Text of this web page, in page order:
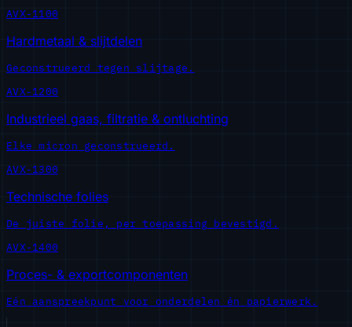
AVX-1100
Hardmetaal & slijtdelen
Geconstrueerd tegen slijtage.
AVX-1200
Industrieel gaas, filtratie & ontluchting
Elke micron geconstrueerd.
AVX-1300
Technische folies
De juiste folie, per toepassing bevestigd.
AVX-1400
Proces- & exportcomponenten
Eén aanspreekpunt voor onderdelen én papierwerk.